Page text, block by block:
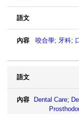
咬合學; 牙科;
Dental Care;